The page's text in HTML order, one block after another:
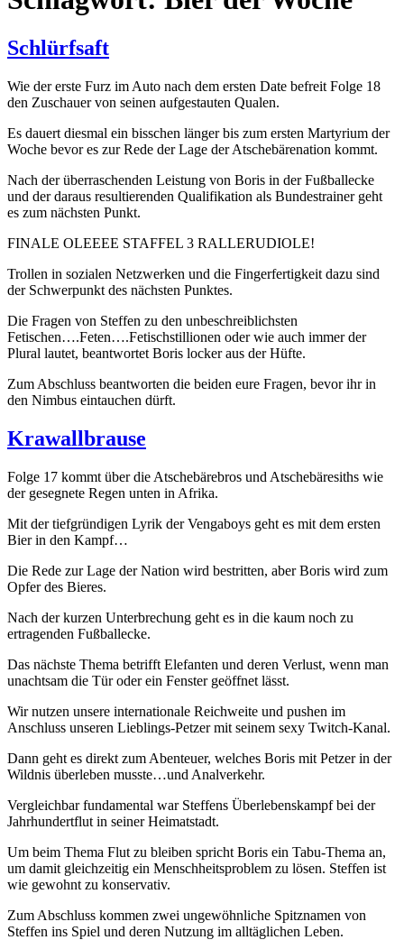
Schlürfsaft
Wie der erste Furz im Auto nach dem ersten Date befreit Folge 18
den Zuschauer von seinen aufgestauten Qualen.
Es dauert diesmal ein bisschen länger bis zum ersten Martyrium der
Woche bevor es zur Rede der Lage der Atschebärenation kommt.
Nach der überraschenden Leistung von Boris in der Fußballecke
und der daraus resultierenden Qualifikation als Bundestrainer geht
es zum nächsten Punkt.
FINALE OLEEEE STAFFEL 3 RALLERUDIOLE!
Trollen in sozialen Netzwerken und die Fingerfertigkeit dazu sind
der Schwerpunkt des nächsten Punktes.
Die Fragen von Steffen zu den unbeschreiblichsten
Fetischen….Feten….Fetischstillionen oder wie auch immer der
Plural lautet, beantwortet Boris locker aus der Hüfte.
Zum Abschluss beantworten die beiden eure Fragen, bevor ihr in
den Nimbus eintauchen dürft.
Krawallbrause
Folge 17 kommt über die Atschebärebros und Atschebäresiths wie
der gesegnete Regen unten in Afrika.
Mit der tiefgründigen Lyrik der Vengaboys geht es mit dem ersten
Bier in den Kampf…
Die Rede zur Lage der Nation wird bestritten, aber Boris wird zum
Opfer des Bieres.
Nach der kurzen Unterbrechung geht es in die kaum noch zu
ertragenden Fußballecke.
Das nächste Thema betrifft Elefanten und deren Verlust, wenn man
unachtsam die Tür oder ein Fenster geöffnet lässt.
Wir nutzen unsere internationale Reichweite und pushen im
Anschluss unseren Lieblings-Petzer mit seinem sexy Twitch-Kanal.
Dann geht es direkt zum Abenteuer, welches Boris mit Petzer in der
Wildnis überleben musste…und Analverkehr.
Vergleichbar fundamental war Steffens Überlebenskampf bei der
Jahrhundertflut in seiner Heimatstadt.
Um beim Thema Flut zu bleiben spricht Boris ein Tabu-Thema an,
um damit gleichzeitig ein Menschheitsproblem zu lösen. Steffen ist
wie gewohnt zu konservativ.
Zum Abschluss kommen zwei ungewöhnliche Spitznamen von
Steffen ins Spiel und deren Nutzung im alltäglichen Leben.